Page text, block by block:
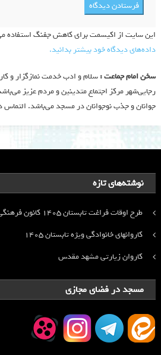
این سایت از اکیسمت برای کاهش جفنگ استفاده
داده‌های دیدگاه خود بیشتر بدانید.
سخن امام جماعت :سلام و ادب خدمت نمازگزار و
رجایی‌شهر مرکز اجتماع متدینین و مردم عزیز
جوانان و جذب نوجوانان در مسجد می‌باشد. التماس
نوشته‌های تازه
طرح اوقات فراغت تابستان ۱۴۰۵ کانون فرهنگی هنری
کاروانهای خانوادگی ویژه تابستان ۱۴۰۵
کاروان زیارتی مشهد مقدس
مسجد در فضای مجازی